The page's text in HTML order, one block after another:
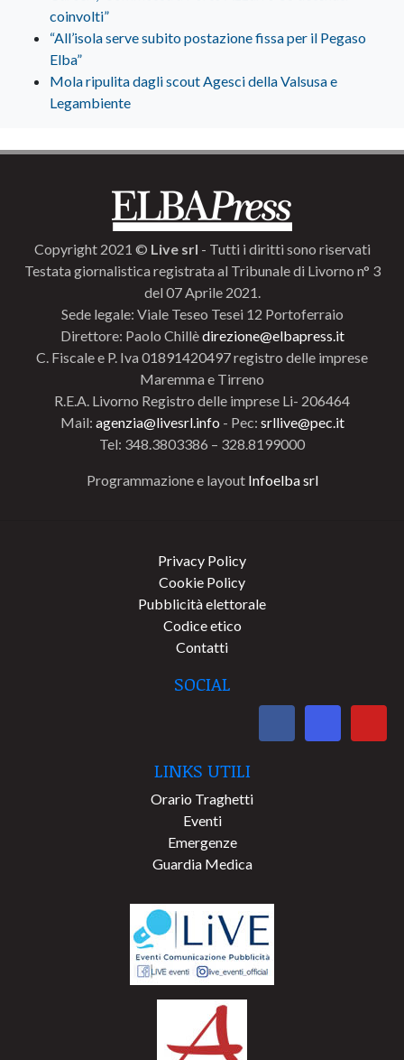
coinvolti”
“All’isola serve subito postazione fissa per il Pegaso
Elba”
Mola ripulita dagli scout Agesci della Valsusa e
Legambiente
Copyright 2021 © Live srl - Tutti i diritti sono riservati
Testata giornalistica registrata al Tribunale di Livorno n° 3
del 07 Aprile 2021.
Sede legale: Viale Teseo Tesei 12 Portoferraio
Direttore: Paolo Chillèdirezione@elbapress.it
C. Fiscale e P. Iva 01891420497 registro delle imprese
Maremma e Tirreno
R.E.A. Livorno Registro delle imprese Li- 206464
Mail: agenzia@livesrl.info - Pec: srllive@pec.it
Tel: 348.3803386 – 328.8199000
Programmazione e layout Infoelba srl
Privacy Policy
Cookie Policy
Pubblicità elettorale
Codice etico
Contatti
SOCIAL
LINKS UTILI
Orario Traghetti
Eventi
Emergenze
Guardia Medica